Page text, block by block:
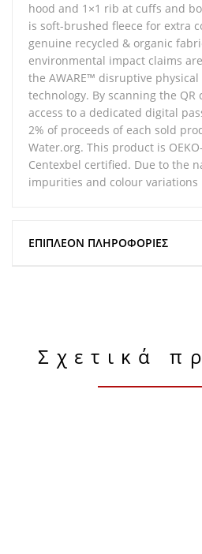
hood and 1×1 rib at cuffs and
is soft-brushed fleece for extra
genuine recycled & organic
environmental impact claims
the AWARE™ disruptive
technology. By scanning the QR
access to a dedicated digital
2% of proceeds of each sold
Water.org. This product is
Centexbel certified. Due to the
impurities and colour variations
ΕΠΙΠΛΈΟΝ ΠΛΗΡΟΦΟΡΊΕΣ
Σχετικά